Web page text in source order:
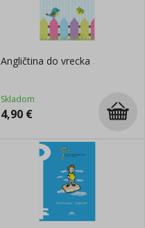
Angličtina do vrecka
Skladom
4,90 €